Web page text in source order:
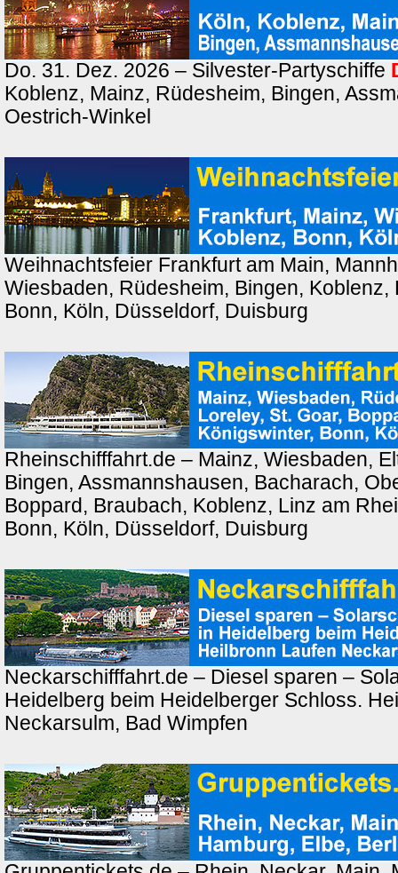
Do. 31. Dez. 2026 – Silvester-Partyschiffe
Koblenz, Mainz, Rüdesheim, Bingen,
Oestrich-Winkel
Weihnachtsfeier Frankfurt am Main,
Wiesbaden, Rüdesheim, Bingen, Koblenz,
Bonn, Köln, Düsseldorf, Duisburg
Rheinschifffahrt.de – Mainz, Wiesbaden,
Bingen, Assmannshausen, Bacharach,
Boppard, Braubach, Koblenz, Linz am
Bonn, Köln, Düsseldorf, Duisburg
Neckarschifffahrt.de – Diesel sparen –
Heidelberg beim Heidelberger Schloss.
Neckarsulm, Bad Wimpfen